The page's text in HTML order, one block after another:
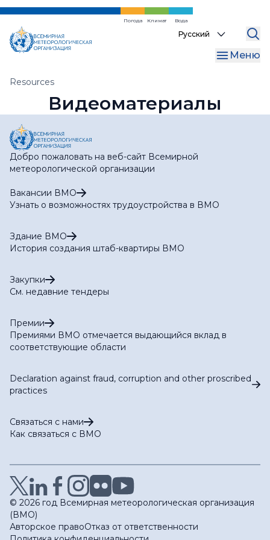
Перейти
основному
содержанию
Погода Климат Вода
Select
language
Меню
Хлебная
крошка
Resources
Видеоматериалы
Добро пожаловать на веб-сайт Всемирной
метеорологической организации
Вакансии ВМО
Узнать о возможностях трудоустройства в ВМО
Здание ВМО
История создания штаб-квартиры ВМО
Закупки
См. недавние тендеры
Премии
Премиями ВМО отмечается выдающийся вклад в
соответствующие области
Declaration against fraud, corruption and other proscribed
practices
Связаться с нами
Как связаться с ВМО
© 2026 год Всемирная метеорологическая организация
(ВМО)
Авторское правоОтказ от ответственности